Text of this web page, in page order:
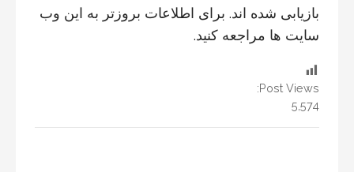
بازیابی شده اند. برای اطلاعات بروزتر به این وب
سایت ها مراجعه کنید.
Post Views:
5,574